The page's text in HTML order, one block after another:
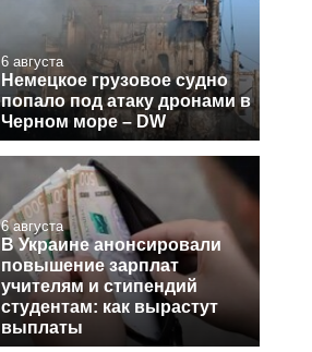
6 августа
Немецкое грузовое судно
попало под атаку дронами в
Черном море – DW
6 августа
В Украине анонсировали
повышение зарплат
учителям и стипендий
студентам: как вырастут
выплаты